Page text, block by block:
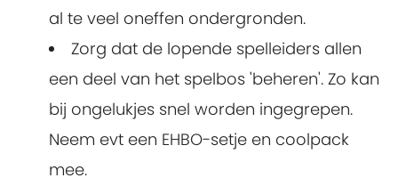
al te veel oneffen ondergronden.
Zorg dat de lopende spelleiders allen
een deel van het spelbos 'beheren'. Zo kan
bij ongelukjes snel worden ingegrepen.
Neem evt een EHBO-setje en coolpack
mee.